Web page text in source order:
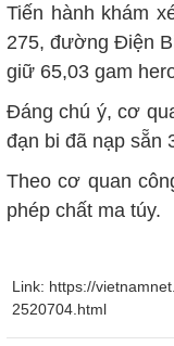
Tiến hành khám
275, đường Điện
giữ 65,03 gam
Đáng chú ý, cơ
đạn bi đã nạp sẵn
Theo cơ quan
phép chất ma túy.
Link: https://
2520704.html